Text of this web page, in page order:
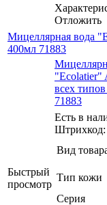
Отложить
Мицеллярная вода
400мл 71883
Быстрый
просмотр
"Ecolatier"
всех
71883
Есть в
Штрихкод:
Вид
Тип кожи
Серия